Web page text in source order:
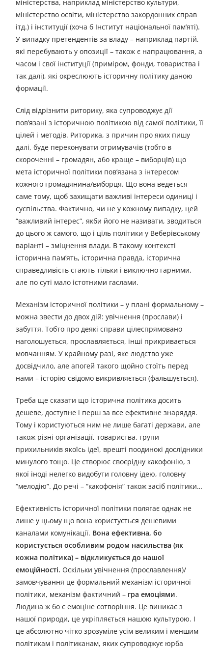
міністерства, наприклад міністерство культури,
міністерство освіти, міністерство закордонних справ
ітд.) і інституції (хоча б Інститут національної пам’яті).
У випадку претендентів за владу – наприклад партій,
які перебувають у опозиції – також є напрацювання, а
часом і свої інституції (приміром, фонди, товариства і
так далі), які окреслюють історичну політику даною
формації.
Слід відрізнити риторику, яка супроводжує дії
пов’язані з історичною політикою від самої політики, її
цілей і методів. Риторика, з причин про яких пишу
далі, буде переконувати отримувачів (тобто в
скороченні – громадян, або краще – виборців) що
мета історичної політики пов’язана з інтересом
кожного громадянина/виборця. Що вона ведеться
саме тому, щоб захищати важливі інтереси одиниці і
суспільства. Фактично, чи не у кожному випадку, цей
“важливий інтерес”, якби його не називати, зводиться
до цього ж самого, що і ціль політики у Веберівському
варіанті – зміцнення влади. В такому контексті
історична пам’ять, історична правда, історична
справедливість стають тільки і виключно гарними,
але по суті мало істотними гаслами.
Механізм історичної політики – у плані формальному –
можна звести до двох дій: увічнення (прослави) і
забуття. Тобто про деякі справи цілеспрямовано
наголошується, прославляється, інші прикривається
мовчанням. У крайному разі, яке людство уже
досвідчило, але апогей такого щойно стоїть перед
нами – історію свідомо викривляється (фальшується).
Треба ще сказати що історична політика досить
дешеве, доступне і перш за все ефективне знаряддя.
Тому і користуються ним не лише багаті держави, але
також різні організації, товариства, групи
прихильників якоїсь ідеї, врешті поодинокі дослідники
минулого тощо. Це створює своєрідну какофонію, з
якої іноді нелегко видобути головну ідею, головну
“мелодію”. До речі – “какофонія” також засіб політики…
Ефективність історичної політики полягає однак не
лише у цьому що вона користується дешевими
каналами комунікації. Вона ефективна, бо
користується особливим родом насильства (як
кожна політика) – відкликується до нашої
емоційності. Оскільки увічнення (прославлення)/
замовчування це формальний механізм історичної
політики, механізм фактичний – гра емоціями.
Людина ж бо є емоціне сотворіння. Це виникає з
нашої природи, це укріпляється нашою культурою. І
це абсолютно чітко зрозуміле усім великим і меншим
політикам і політиканам, яких супроводжує юрба